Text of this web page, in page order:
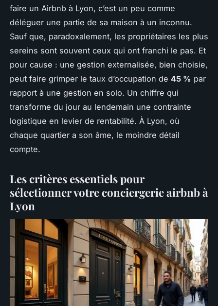
faire un Airbnb à Lyon, c’est un peu comme
déléguer une partie de sa maison à un inconnu.
Sauf que, paradoxalement, les propriétaires les plus
sereins sont souvent ceux qui ont franchi le pas. Et
pour cause : une gestion externalisée, bien choisie,
peut faire grimper le taux d’occupation de 45 % par
rapport à une gestion en solo. Un chiffre qui
transforme du jour au lendemain une contrainte
logistique en levier de rentabilité. À Lyon, où
chaque quartier a son âme, le moindre détail
compte.
Les critères essentiels pour
sélectionner votre conciergerie airbnb à
Lyon